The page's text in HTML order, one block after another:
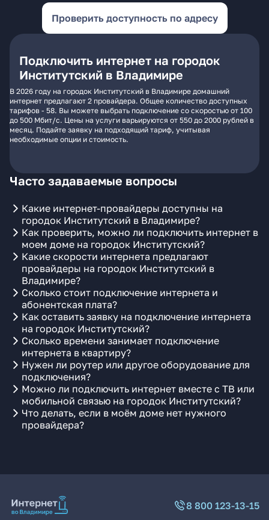
Проверить доступность по адресу
Подключить интернет на городок
Институтский в Владимире
В 2026 году на городок Институтский в Владимире домашний
интернет предлагают 2 провайдера. Общее количество доступных
тарифов - 58. Вы можете выбрать подключение со скоростью от 100
до 500 Мбит/с. Цены на услуги варьируются от 550 до 2000 рублей в
месяц. Подайте заявку на подходящий тариф, учитывая
необходимые опции и стоимость.
Часто задаваемые вопросы
Какие интернет-провайдеры доступны на
городок Институтский в Владимире?
Как проверить, можно ли подключить интернет в
моем доме на городок Институтский?
Какие скорости интернета предлагают
провайдеры на городок Институтский в
Владимире?
Сколько стоит подключение интернета и
абонентская плата?
Как оставить заявку на подключение интернета
на городок Институтский?
Сколько времени занимает подключение
интернета в квартиру?
Нужен ли роутер или другое оборудование для
подключения?
Можно ли подключить интернет вместе с ТВ или
мобильной связью на городок Институтский?
Что делать, если в моём доме нет нужного
провайдера?
8 800 123-13-15